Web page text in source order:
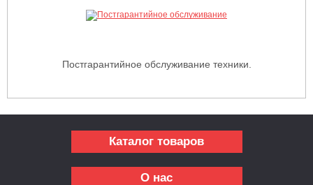
Постгарантийное обслуживание техники.
Каталог товаров
О нас